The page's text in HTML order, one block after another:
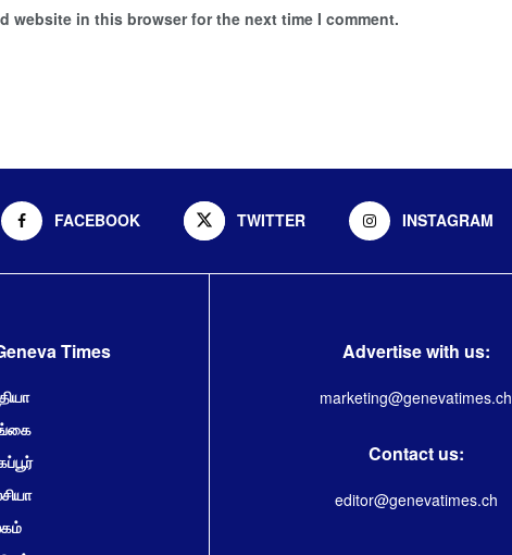
website in this browser for the next time I comment.
FACEBOOK TWITTER INSTAGRAM
Times Advertise with us:
marketing@genevatimes.ch
Contact us:
editor@genevatimes.ch